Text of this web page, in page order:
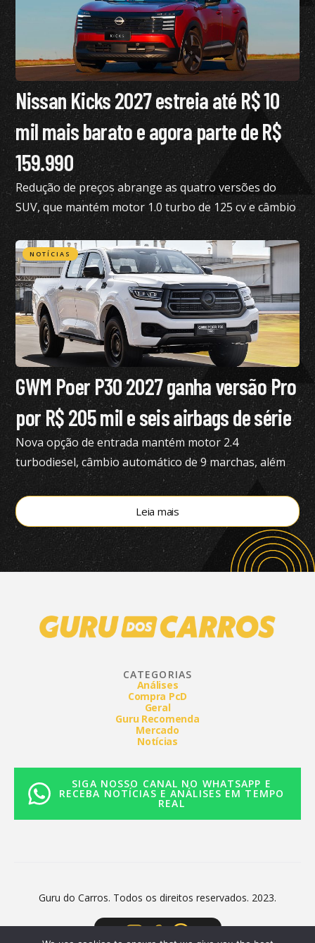
Nissan Kicks 2027 estreia até R$ 10
mil mais barato e agora parte de R$
159.990
Redução de preços abrange as quatro versões do
SUV, que mantém motor 1.0 turbo de 125 cv e câmbio
de dupla embreagem
NOTÍCIAS
GWM Poer P30 2027 ganha versão Pro
por R$ 205 mil e seis airbags de série
Nova opção de entrada mantém motor 2.4
turbodiesel, câmbio automático de 9 marchas, além
de tração 4×4
Leia mais
CATEGORIAS
Análises
Compra PcD
Geral
Guru Recomenda
Mercado
Notícias
SIGA NOSSO CANAL NO WHATSAPP E
RECEBA NOTÍCIAS E ANÁLISES EM TEMPO
REAL
Guru do Carros. Todos os direitos reservados. 2023.